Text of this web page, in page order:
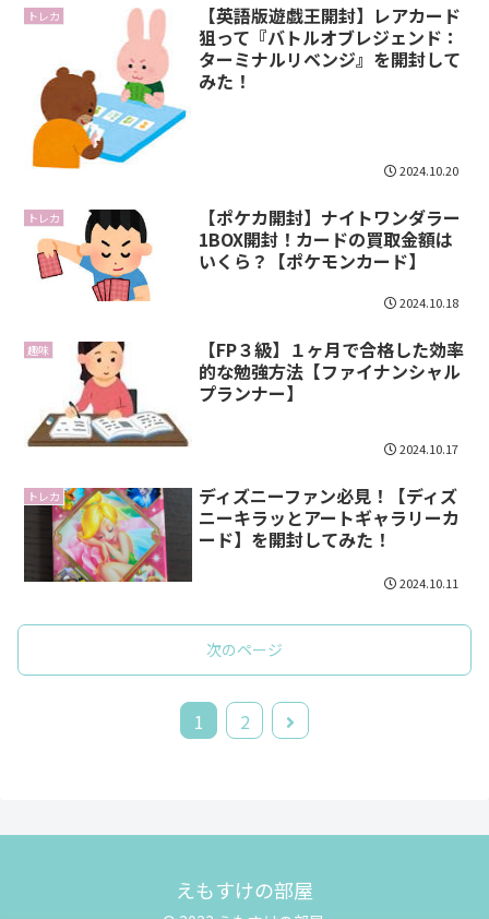
トレカ
【英語版遊戯王開封】レアカード
狙って『バトルオブレジェンド：
ターミナルリベンジ』を開封して
みた！
2024.10.20
トレカ
【ポケカ開封】ナイトワンダラー
1BOX開封！カードの買取金額は
いくら？【ポケモンカード】
2024.10.18
趣味
【FP３級】１ヶ月で合格した効率
的な勉強方法【ファイナンシャル
プランナー】
2024.10.17
トレカ
ディズニーファン必見！【ディズ
ニーキラッとアートギャラリーカ
ード】を開封してみた！
2024.10.11
次のページ
1 2
次
えもすけの部屋